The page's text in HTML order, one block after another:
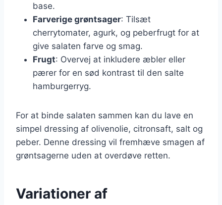
base.
Farverige grøntsager: Tilsæt
cherrytomater, agurk, og peberfrugt for at
give salaten farve og smag.
Frugt: Overvej at inkludere æbler eller
pærer for en sød kontrast til den salte
hamburgerryg.
For at binde salaten sammen kan du lave en
simpel dressing af olivenolie, citronsaft, salt og
peber. Denne dressing vil fremhæve smagen af
grøntsagerne uden at overdøve retten.
Variationer af